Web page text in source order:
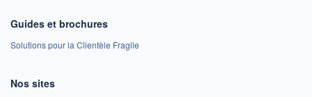
Guides et brochures
Solutions pour la Clientèle Fragile
Nos sites